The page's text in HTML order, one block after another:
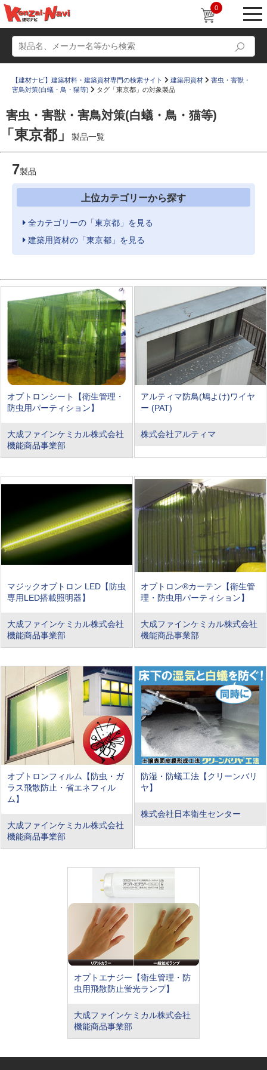
0
動画 ショールーム
かたなび
設計士インタビュー
お気に入り
【建材ナビ】建築材料・建築資材専門の検索サイト 建築用資材
害虫・害獣・
害鳥対策(白蟻・鳥・猫等)
タグ「東京都」の対象製品
害虫・害獣・害鳥対策(白蟻・鳥・猫等)
「東京都」 製品一覧
7製品
上位カテゴリーから探す
全カテゴリーの「東京都」を見る
建築用資材の「東京都」を見る
オプトロンシート【衛生管理・
防虫用パーティション】
大成ファインケミカル株式会社
機能商品事業部
アルティマ防鳥(鳩よけ)ワイヤ
ー (PAT)
株式会社アルティマ
マジックオプトロン LED【防虫
専用LED搭載照明器】
大成ファインケミカル株式会社
機能商品事業部
オプトロン®カーテン【衛生管
理・防虫用パーティション】
大成ファインケミカル株式会社
機能商品事業部
オプトロンフィルム【防虫・ガ
ラス飛散防止・省エネフィル
ム】
大成ファインケミカル株式会社
機能商品事業部
防湿・防蟻工法【クリーンバリ
ヤ】
株式会社日本衛生センター
オプトエナジー【衛生管理・防
虫用飛散防止蛍光ランプ】
大成ファインケミカル株式会社
機能商品事業部